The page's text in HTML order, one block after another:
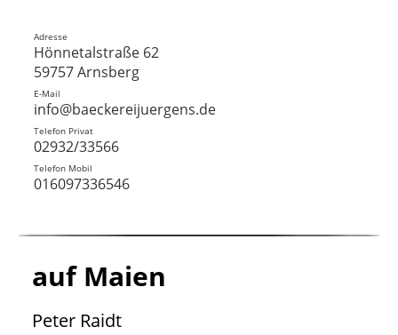
Adresse
Hönnetalstraße 62
59757 Arnsberg
E-Mail
info@baeckereijuergens.de
Telefon Privat
02932/33566
Telefon Mobil
016097336546
auf Maien
Peter Raidt